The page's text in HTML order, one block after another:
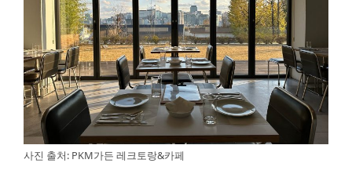
사진 출처: PKM가든 레크토랑&카페